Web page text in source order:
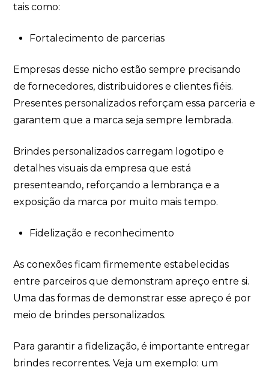
tais como:
Fortalecimento de parcerias
Empresas desse nicho estão sempre precisando
de fornecedores, distribuidores e clientes fiéis.
Presentes personalizados reforçam essa parceria e
garantem que a marca seja sempre lembrada.
Brindes personalizados carregam logotipo e
detalhes visuais da empresa que está
presenteando, reforçando a lembrança e a
exposição da marca por muito mais tempo.
Fidelização e reconhecimento
As conexões ficam firmemente estabelecidas
entre parceiros que demonstram apreço entre si.
Uma das formas de demonstrar esse apreço é por
meio de brindes personalizados.
Para garantir a fidelização, é importante entregar
brindes recorrentes. Veja um exemplo: um